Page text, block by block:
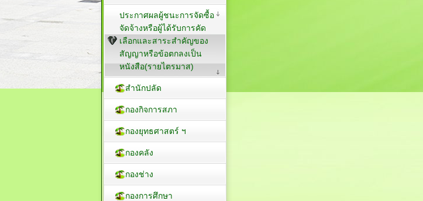
ประกาศผลผู้ชนะการจัดซื้อ
จัดจ้างหรือผู้ได้รับการคัด
เลือกและสาระสำคัญของ
สัญญาหรือข้อตกลงเป็น
หนังสือ(รายไตรมาส)
สำนักปลัด
กองกิจการสภา
กองยุทธศาสตร์ ฯ
กองคลัง
กองช่าง
กองการศึกษา